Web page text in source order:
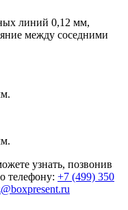
линий 0,12 мм,
между соседними
узнать, позвонив
телефону: +7 (499) 350